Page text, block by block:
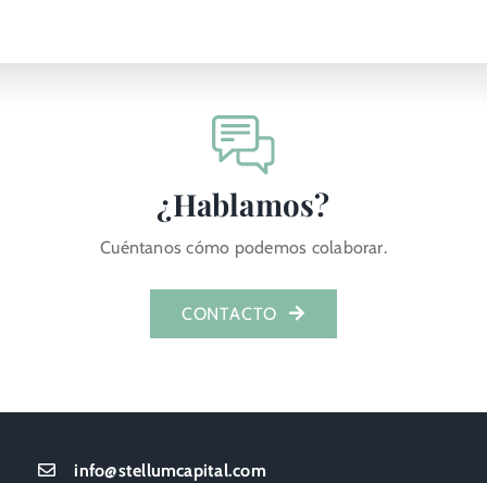
¿Hablamos?
Cuéntanos cómo podemos colaborar.
CONTACTO
info@stellumcapital.com